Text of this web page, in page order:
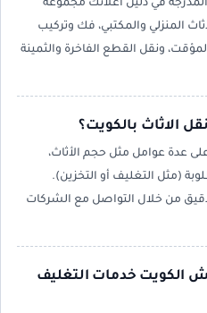
في دليل اعلانك مجموعة
المنزلي والمكتبي، فك وتركيب
ونقل القطع الفاخرة والثمينة
عدة عوامل مثل حجم الأثاث،
(مثل التغليف أو التخزين).
من خلال التواصل مع الشركات
الكويت خدمات التغليف